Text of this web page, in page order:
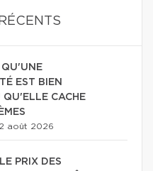
QU'UNE
EST BIEN
QU'ELLE CACHE
2 août 2026
PRIX DES